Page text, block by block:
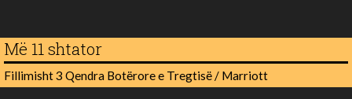
Më 11 shtator
Fillimisht 3 Qendra Botërore e Tregtisë / Marriott